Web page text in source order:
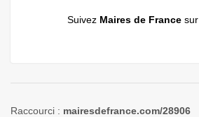
Suivez Maires de Francesur
Raccourci : mairesdefrance.com/28906